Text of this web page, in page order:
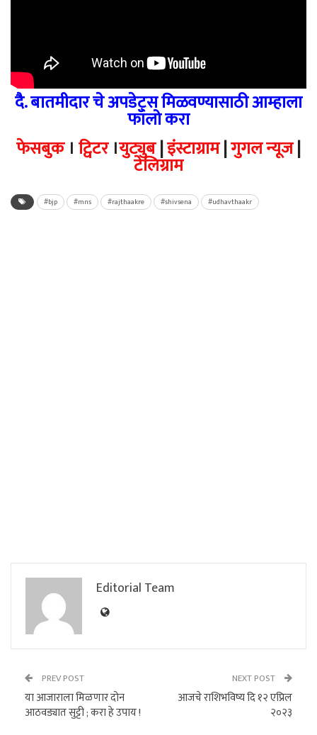
दै. बातमीदार चे अपडेट्स मिळवण्यासाठी आम्हाला
फॉलो करा
फेसबुक। ट्विटर।युट्युब|इंस्टाग्राम|गुगल न्यूज|
टेलिग्राम
#bjp #mns #rajthaakre #shivsena #udhavthaakr
Editorial Team
PREV POST
या आजाराला मिळणार दोन
आठवड्यात सुट्टी ; करा हे उपाय !
NEXT POST
आजचे राशिभविष्य दि १२ एप्रिल
२०२३